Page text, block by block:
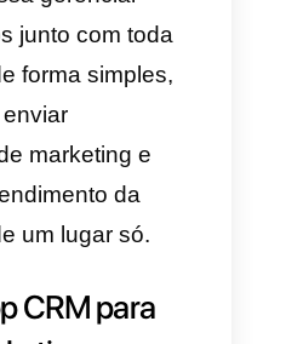
e passos, o
o modelo
do WhatsApp, vou
um pouco de
no seguinte link
implica se